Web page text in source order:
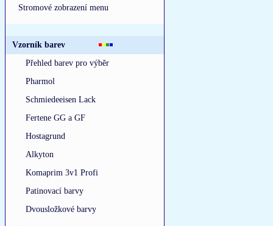
Stromové zobrazení menu
Vzorník barev
Přehled barev pro výběr
Pharmol
Schmiedeeisen Lack
Fertene GG a GF
Hostagrund
Alkyton
Komaprim 3v1 Profi
Patinovací barvy
Dvousložkové barvy